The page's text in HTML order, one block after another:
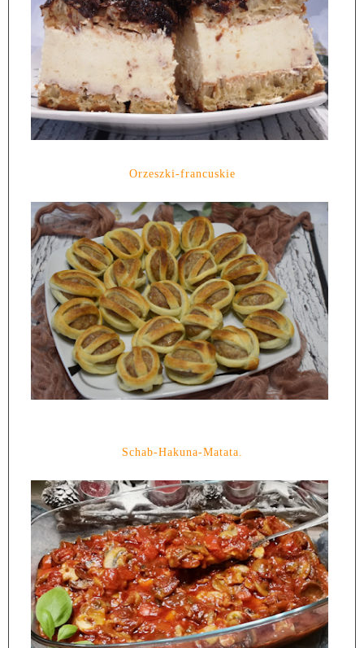
Orzeszki-francuskie
Schab-Hakuna-Matata.